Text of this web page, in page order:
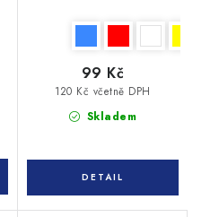
Skladem
120 Kč včetně DPH
99 Kč